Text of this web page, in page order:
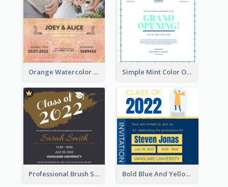
Orange Watercolor Wedding Invitation Simple Mint Color Opening Day Invitation Card Idea
Professional Brush Script Graduation Invitation Design Bold Blue And Yellow Educational Ceremony Invitation Design Ideas